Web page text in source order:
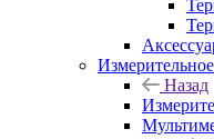
Измерительное
Назад